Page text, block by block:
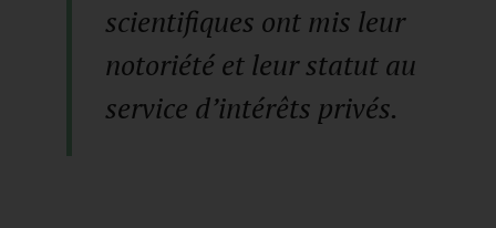
scientifiques ont mis leur
notoriété et leur statut au
service d’intérêts privés.